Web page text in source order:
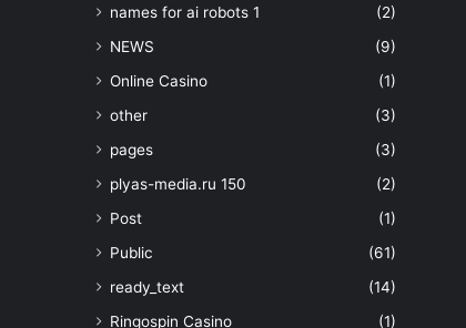
names for ai robots 1
(2)
NEWS
(9)
Online Casino
(1)
other
(3)
pages
(3)
plyas-media.ru 150
(2)
Post
(1)
Public
(61)
ready_text
(14)
Ringospin Casino
(1)